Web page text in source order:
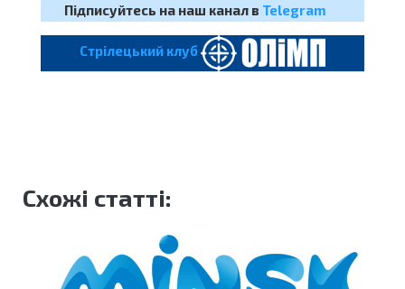
Підписуйтесь на наш канал в Telegram
Cтрілецький клуб
Схожі статті: